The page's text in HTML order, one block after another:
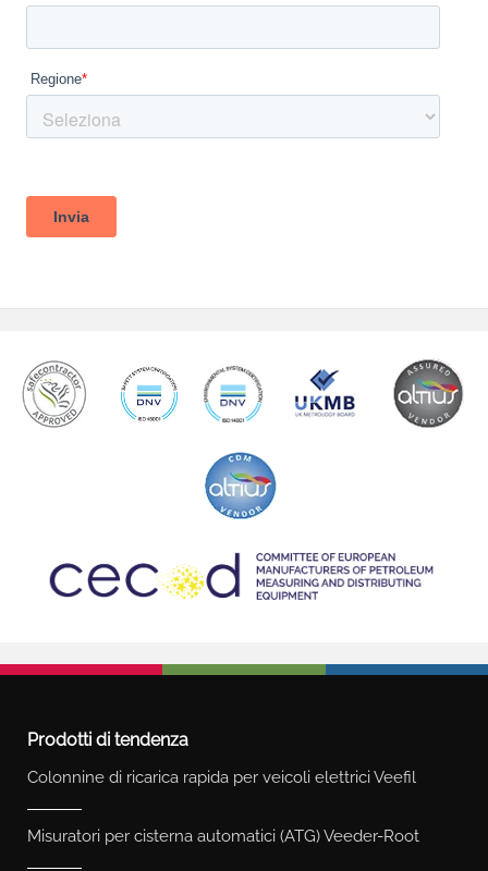
Prodotti di tendenza
Colonnine di ricarica rapida per veicoli elettrici Veefil
Misuratori per cisterna automatici (ATG) Veeder-Root